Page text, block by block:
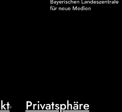
Privatsphäre